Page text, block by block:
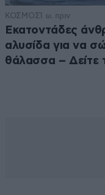
ΚΟΣΜΟΣ1 ω. πριν
Εκατοντάδες
αλυσίδα για να
θάλασσα – Δείτε